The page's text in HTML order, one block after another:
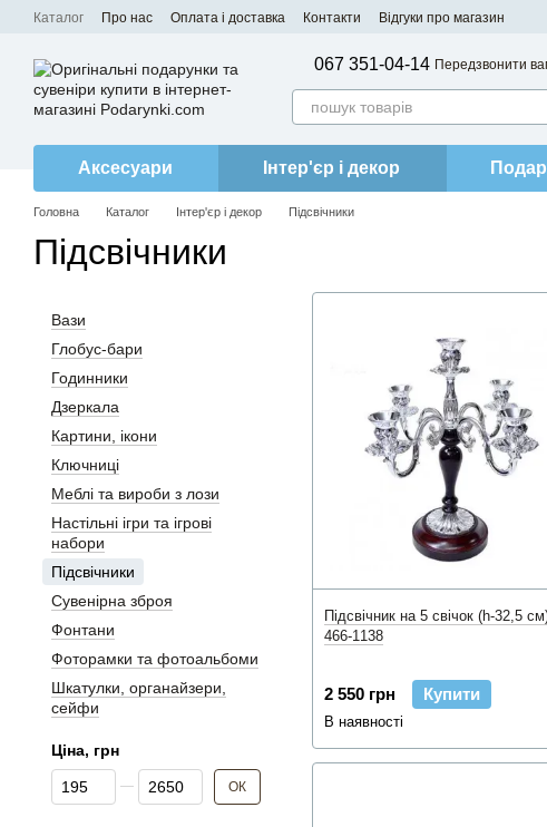
Перейти до основного контенту
Каталог Про нас Оплата і доставка Контакти Відгуки про магазин
067 351-04-14 Передзвонити
Аксесуари Інтер'єр і декор
Головна Каталог Інтер'єр і декор Підсвічники
Підсвічники
Підсвічник на 5 свічок (h-32,5
466-1138
2 550 грн Купити
В наявності
Вази
Глобус-бари
Годинники
Дзеркала
Картини, ікони
Ключниці
Меблі та вироби з лози
Настільні ігри та ігрові
набори
Підсвічники
Сувенірна зброя
Фонтани
Фоторамки та фотоальбоми
Шкатулки, органайзери,
сейфи
Ціна, грн
Від Ціна, грн
До Ціна, грн ОК